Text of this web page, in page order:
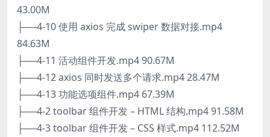
43.00M
├──4-10 使用 axios 完成 swiper 数据对接.mp4
84.63M
├──4-11 活动组件开发.mp4 90.67M
├──4-12 axios 同时发送多个请求.mp4 28.47M
├──4-13 功能选项组件.mp4 67.39M
├──4-2 toolbar 组件开发 – HTML 结构.mp4 91.58M
├──4-3 toolbar 组件开发 – CSS 样式.mp4 112.52M